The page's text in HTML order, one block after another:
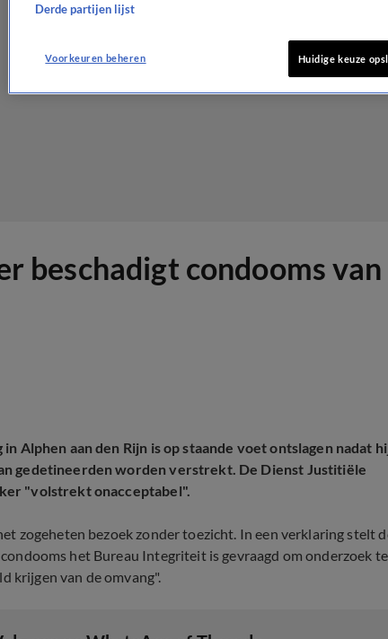
beschadigt condooms
Alphen aan den Rijn is op staande voet ontslagen nadat
gedetineerden worden verstrekt. De Dienst Justitiële
"volstrekt onacceptabel".
zogeheten bezoek zonder toezicht. In een verklaring stelt
het Bureau Integriteit is gevraagd om onderzoek
krijgen van de omvang".
Derde partijen lijst
Voorkeuren beheren Huidige keuze